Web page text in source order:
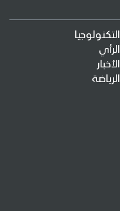
التكنولوجيا
الرأي
الأخبار
الرياضة